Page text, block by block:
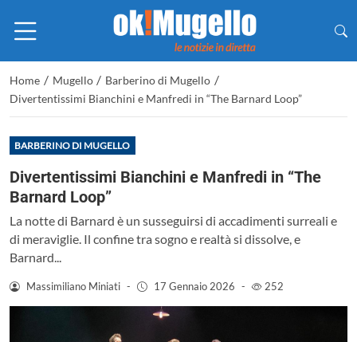
Home / Mugello / Barberino di Mugello /
Divertentissimi Bianchini e Manfredi in “The Barnard Loop”
BARBERINO DI MUGELLO
Divertentissimi Bianchini e Manfredi in “The
Barnard Loop”
La notte di Barnard è un susseguirsi di accadimenti surreali e
di meraviglie. Il confine tra sogno e realtà si dissolve, e
Barnard...
Massimiliano Miniati - 17 Gennaio 2026 - 252